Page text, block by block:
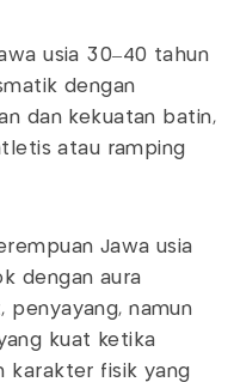
usia 30–40 tahun
dengan
dan kekuatan batin,
atau ramping
Jawa usia
dengan aura
penyayang, namun
kuat ketika
karakter fisik yang